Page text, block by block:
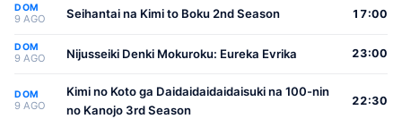
DOM
9 AGO Seihantai na Kimi to Boku 2nd Season 17:00
DOM
9 AGO Nijusseiki Denki Mokuroku: Eureka Evrika 23:00
DOM
9 AGO
Kimi no Koto ga Daidaidaidaidaisuki na 100-nin
no Kanojo 3rd Season
22:30